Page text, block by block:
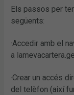
Els passos per
següents:
·Accedir amb el
a
·Crear un accés
del telèfon (així